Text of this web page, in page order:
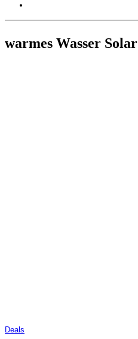
warmes Wasser Solar
Deals